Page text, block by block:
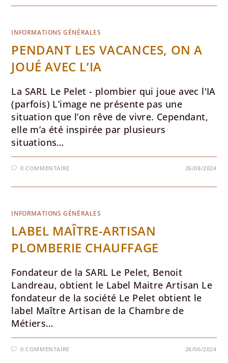
INFORMATIONS GÉNÉRALES
PENDANT LES VACANCES, ON A
JOUÉ AVEC L’IA
La SARL Le Pelet - plombier qui joue avec l'IA
(parfois) L’image ne présente pas une
situation que l’on rêve de vivre. Cependant,
elle m’a été inspirée par plusieurs
situations…
0 COMMENTAIRE 26/08/2024
INFORMATIONS GÉNÉRALES
LABEL MAÎTRE-ARTISAN
PLOMBERIE CHAUFFAGE
Fondateur de la SARL Le Pelet, Benoit
Landreau, obtient le Label Maitre Artisan Le
fondateur de la société Le Pelet obtient le
label Maître Artisan de la Chambre de
Métiers…
0 COMMENTAIRE 26/06/2024